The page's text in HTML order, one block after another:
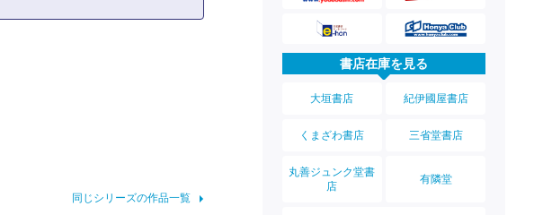
同じシリーズの作品一覧
書店在庫を見る
大垣書店 紀伊國屋書店
くまざわ書店 三省堂書店
丸善ジュンク堂書
店
有隣堂